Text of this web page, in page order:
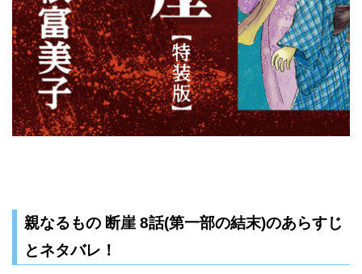
親なるもの 断崖 8話(第一部の結末)のあらすじ
とネタバレ！